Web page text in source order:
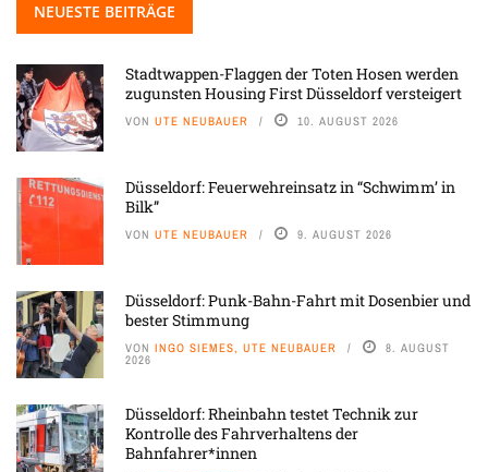
NEUESTE BEITRÄGE
Stadtwappen-Flaggen der Toten Hosen werden
zugunsten Housing First Düsseldorf versteigert
VON UTE NEUBAUER 10. AUGUST 2026
Düsseldorf: Feuerwehreinsatz in “Schwimm’ in
Bilk”
VON UTE NEUBAUER 9. AUGUST 2026
Düsseldorf: Punk-Bahn-Fahrt mit Dosenbier und
bester Stimmung
VON INGO SIEMES, UTE NEUBAUER 8. AUGUST
2026
Düsseldorf: Rheinbahn testet Technik zur
Kontrolle des Fahrverhaltens der
Bahnfahrer*innen